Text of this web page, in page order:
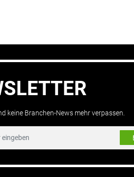
keine Branchen-News mehr verpassen.